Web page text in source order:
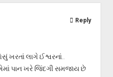
લાગે ઈશ્વરનાં..
પાન ખરે જિંદગી સમજાય છે
Reply